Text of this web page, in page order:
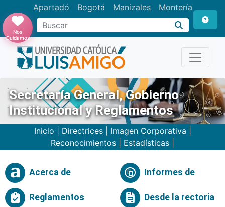
Apartadó Bogotá Manizales Montería
Buscar
Nos
Cuidamos
Secretaría General, Gobierno
Institucional y Reglamentos
Inicio Directrices| Imagen Corporativa
Reconocimientos
Estadísticas
Acerca de Informes de
Reglamentos Desde la rectoria